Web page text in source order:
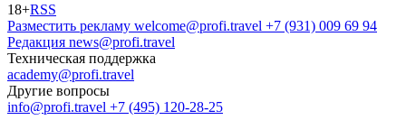
18+RSS
Разместить рекламу welcome@profi.travel +7 (931) 009 69 94
Редакция news@profi.travel
Техническая поддержка
academy@profi.travel
Другие вопросы
info@profi.travel +7 (495) 120-28-25